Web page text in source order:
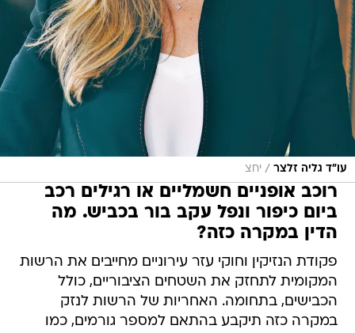
עו"ד גליה זלצר / יחצ
רוכב אופניים חשמליים או רגילים רכב
ביום כיפור ונפל עקב בור בכביש. מה
הדין במקרה כזה?
פקודת הנזיקין וחוקי עזר עירוניים מחייבים את הרשות
המקומית לתחזק את השטחים הציבוריים, כולל
הכבישים, בתחומה. האחריות של הרשות לנזק
במקרה כזה תיקבע בהתאם למספר גורמים, כמו